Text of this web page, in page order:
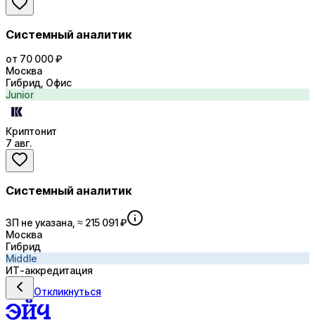
Системный аналитик
от 70 000 ₽
Москва
Гибрид, Офис
Junior
Криптонит
7 авг.
Системный аналитик
ЗП не указана, ≈ 215 091 ₽
Москва
Гибрид
Middle
ИТ-аккредитация
Откликнуться